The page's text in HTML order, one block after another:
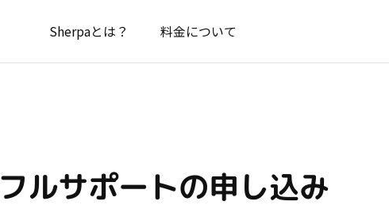
Sherpaとは？ 料金について
フルサポートの申し込み